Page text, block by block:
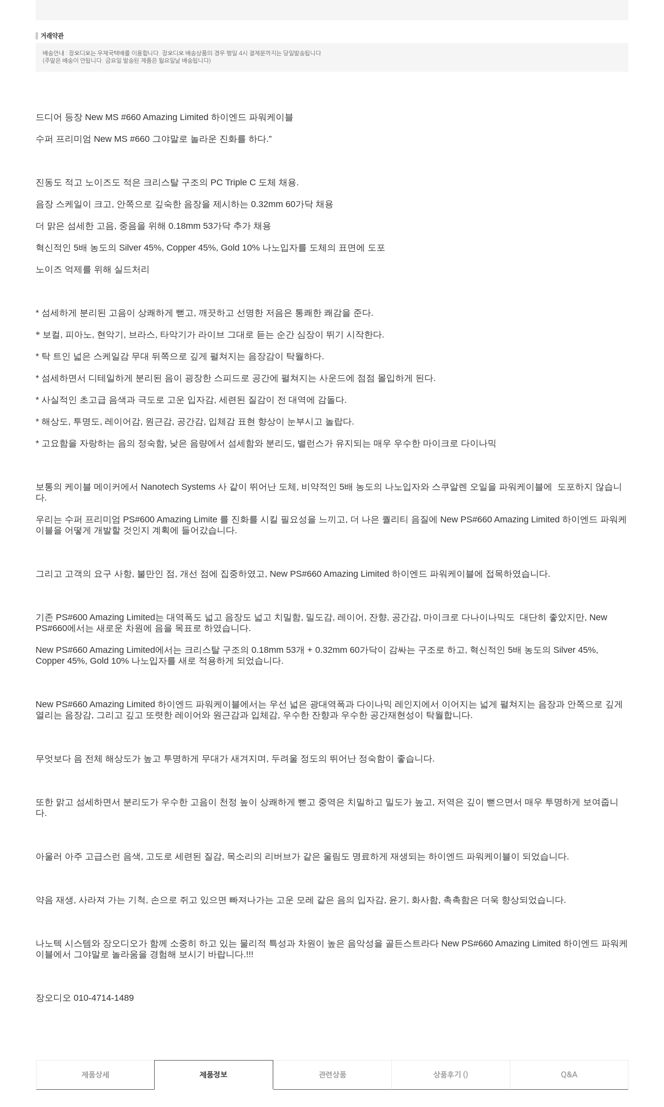
배송안내 : 장오디오는 우체국택배를 이용합니다. 장오디오 배송상품의 경우 평일 4시 결제분까지는 당일발송됩니다
(주말은 배송이 안됩니다. 금요일 발송된 제품은 월요일날 배송됩니다)
드디어 등장 New MS #660 Amazing Limited 하이엔드 파워케이블
수퍼 프리미엄 New MS #660 그야말로 놀라운 진화를 하다.”
진동도 적고 노이즈도 적은 크리스탈 구조의 PC Triple C 도체 채용.
음장 스케일이 크고, 안쪽으로 깊숙한 음장을 제시하는 0.32mm 60가닥 채용
더 맑은 섬세한 고음, 중음을 위해 0.18mm 53가닥 추가 채용
혁신적인 5배 농도의 Silver 45%, Copper 45%, Gold 10% 나노입자를 도체의 표면에 도포
노이즈 억제를 위해 실드처리
* 섬세하게 분리된 고음이 상쾌하게 뻗고, 깨끗하고 선명한 저음은 통쾌한 쾌감을 준다.
* 보컬 , 피아노, 현악기 , 브라스, 타악기가 라이브 그대로 듣는 순간 심장이 뛰기 시작한다.
* 탁 트인 넓은 스케일감 무대 뒤쪽으로 깊게 펼쳐지는 음장감이 탁월하다.
* 섬세하면서 디테일하게 분리된 음이 굉장한 스피드로 공간에 펼쳐지는 사운드에 점점 몰입하게 된다.
* 사실적인 초고급 음색과 극도로 고운 입자감, 세련된 질감이 전 대역에 감돌다.
* 해상도, 투명도, 레이어감, 원근감, 공간감, 입체감 표현 향상이 눈부시고 놀랍다.
* 고요함을 자랑하는 음의 정숙함, 낮은 음량에서 섬세함와 분리도, 밸런스가 유지되는 매우 우수한 마이크로 다이나믹
보통의 케이블 메이커에서 Nanotech Systems 사 같이 뛰어난 도체, 비약적인 5배 농도의 나노입자와 스쿠알렌 오일을 파워케이블에 도포하지 않습니
다.
우리는 수퍼 프리미엄 PS#600 Amazing Limite 를 진화를 시킬 필요성을 느끼고, 더 나은 퀄리티 음질에 New PS#660 Amazing Limited 하이엔드 파워케
이블을 어떻게 개발할 것인지 계획에 들어갔습니다.
그리고 고객의 요구 사항, 불만인 점, 개선 점에 집중하였고, New PS#660 Amazing Limited 하이엔드 파워케이블에 접목하였습니다.
기존 PS#600 Amazing Limited는 대역폭도 넓고 음장도 넓고 치밀함, 밀도감, 레이어, 잔향, 공간감, 마이크로 다나이나믹도 대단히 좋았지만, New
PS#660에서는 새로운 차원에 음을 목표로 하였습니다.
New PS#660 Amazing Limited에서는 크리스탈 구조의 0.18mm 53개 + 0.32mm 60가닥이 감싸는 구조로 하고, 혁신적인 5배 농도의 Silver 45%,
Copper 45%, Gold 10% 나노입자를 새로 적용하게 되었습니다.
New PS#660 Amazing Limited 하이엔드 파워케이블에서는 우선 넓은 광대역폭과 다이나믹 레인지에서 이어지는 넓게 펼쳐지는 음장과 안쪽으로 깊게
열리는 음장감, 그리고 깊고 또렷한 레이어와 원근감과 입체감, 우수한 잔향과 우수한 공간재현성이 탁월합니다.
무엇보다 음 전체 해상도가 높고 투명하게 무대가 새겨지며, 두려울 정도의 뛰어난 정숙함이 좋습니다.
또한 맑고 섬세하면서 분리도가 우수한 고음이 천정 높이 상쾌하게 뻗고 중역은 치밀하고 밀도가 높고, 저역은 깊이 뻗으면서 매우 투명하게 보여줍니
다.
아울러 아주 고급스런 음색, 고도로 세련된 질감, 목소리의 리버브가 같은 울림도 명료하게 재생되는 하이엔드 파워케이블이 되었습니다.
약음 재생, 사라져 가는 기척, 손으로 쥐고 있으면 빠져나가는 고운 모레 같은 음의 입자감, 윤기, 화사함, 촉촉함은 더욱 향상되었습니다.
나노텍 시스템와 장오디오가 함께 소중히 하고 있는 물리적 특성과 차원이 높은 음악성을 골든스트라다 New PS#660 Amazing Limited 하이엔드 파워케
이블에서 그야말로 놀라움을 경험해 보시기 바랍니다.!!!
장오디오 010-4714-1489
제품상세 제품정보 관련상품 상품후기 () Q&A